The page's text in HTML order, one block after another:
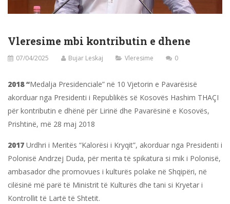
Vleresime mbi kontributin e dhene
07/04/2025 Bujar Leskaj Vleresime 0
2018 “Medalja Presidenciale” në 10 Vjetorin e Pavarësisë
akorduar nga Presidenti i Republikës së Kosovës Hashim THAÇI
për kontributin e dhënë për Lirinë dhe Pavarësinë e Kosovës,
Prishtinë, më 28 maj 2018
2017 Urdhri i Meritës “Kalorësi i Kryqit”, akorduar nga Presidenti i
Polonisë Andrzej Duda, për merita të spikatura si mik i Polonisë,
ambasador dhe promovues i kulturës polake në Shqipëri, në
cilësinë më parë të Ministrit të Kulturës dhe tani si Kryetar i
Kontrollit të Lartë të Shtetit.